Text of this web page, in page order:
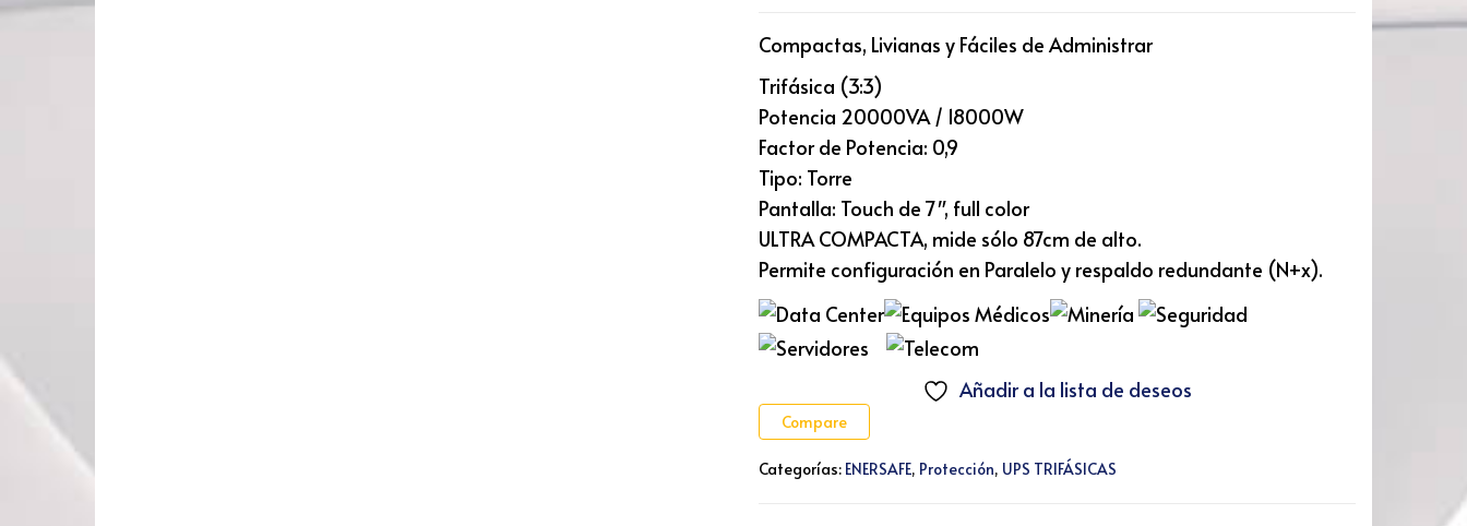
Compactas, Livianas y Fáciles de Administrar
Trifásica (3:3)
Potencia 20000VA / 18000W
Factor de Potencia: 0,9
Tipo: Torre
Pantalla: Touch de 7″, full color
ULTRA COMPACTA, mide sólo 87cm de alto.
Permite configuración en Paralelo y respaldo redundante (N+x).
Añadir a la lista de deseos
Compare
Categorías: ENERSAFE, Protección, UPS TRIFÁSICAS